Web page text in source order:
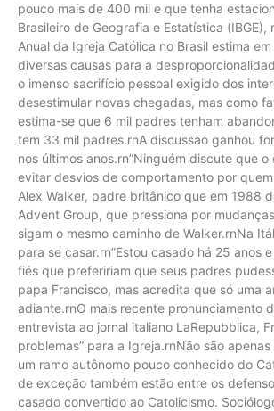
pouco mais de 400 mil e que tenha
Brasileiro de Geografia e Estatística
Anual da Igreja Católica no Brasil estima
diversas causas para a
o imenso sacrifício pessoal exigido dos
desestimular novas chegadas, mas como
estima-se que 6 mil padres tenham
tem 33 mil padres.rnA discussão ganhou
nos últimos anos.rn”Ninguém discute que
evitar desvios de comportamento por
Alex Walker, padre britânico que em 1988
Advent Group, que pressiona por
sigam o mesmo caminho de Walker.rnNa
para se casar.rn”Estou casado há 25 anos
fiés que prefeririam que seus padres
papa Francisco, mas acredita que só uma
adiante.rnO mais recente pronunciamento
entrevista ao jornal italiano LaRepubblica,
problemas” para a Igreja.rnNão são
um ramo autônomo pouco conhecido do
de exceção também estão entre os
casado convertido ao Catolicismo.